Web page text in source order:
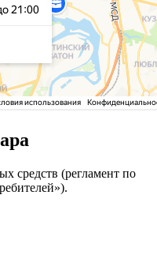
средств (регламент по